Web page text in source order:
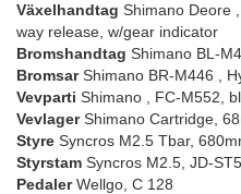
Växelhandtag Shimano Deore
way release, w/gear indicator
Bromshandtag Shimano BL-
BromsarShimano BR-M446 ,
Vevparti Shimano , FC-M552,
VevlagerShimano Cartridge,
Styre Syncros M2.5 Tbar,
Styrstam Syncros M2.5, JD-
PedalerWellgo, C 128